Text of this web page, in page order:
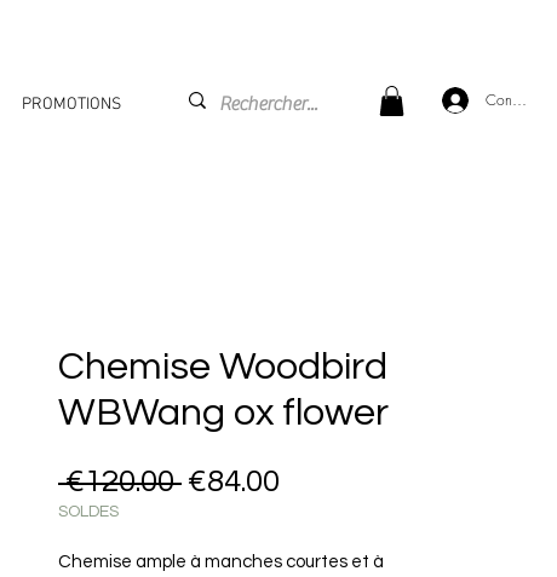
Connexion
PROMOTIONS
Chemise Woodbird
WBWang ox flower
€120.00 Regular Price
€84.00
SOLDES
Chemise ample à manches courtes et à